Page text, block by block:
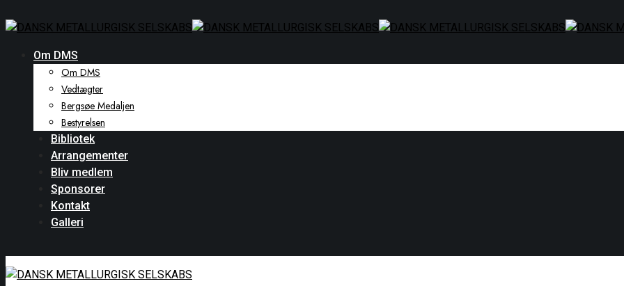
Om DMS
Om DMS
Vedtægter
Bergsøe Medaljen
Bestyrelsen
Bibliotek
Arrangementer
Bliv medlem
Sponsorer
Kontakt
Galleri